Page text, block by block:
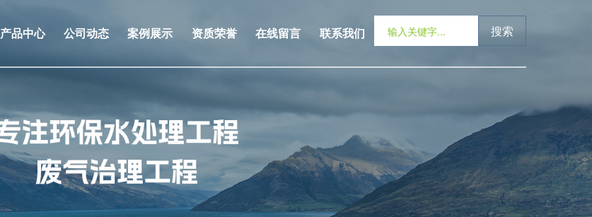
产品中心 公司动态 案例展示 资质荣誉 在线留言 联系我们 搜索